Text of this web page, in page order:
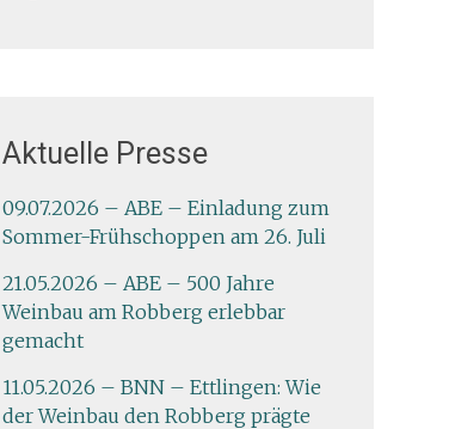
Aktuelle Presse
09.07.2026 – ABE – Einladung zum
Sommer-Frühschoppen am 26. Juli
21.05.2026 – ABE – 500 Jahre
Weinbau am Robberg erlebbar
gemacht
11.05.2026 – BNN – Ettlingen: Wie
der Weinbau den Robberg prägte